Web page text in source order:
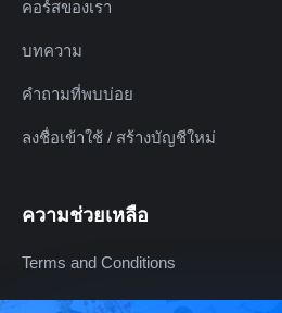
คอร์สของเรา
บทความ
คำถามที่พบบ่อย
ลงชื่อเข้าใช้ / สร้างบัญชีใหม่
ความช่วยเหลือ
Terms and Conditions
Refund Policy